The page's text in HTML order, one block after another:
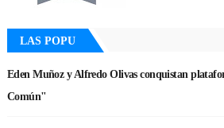
LAS POPU
Eden Muñoz y Alfredo Olivas conquistan
Común"